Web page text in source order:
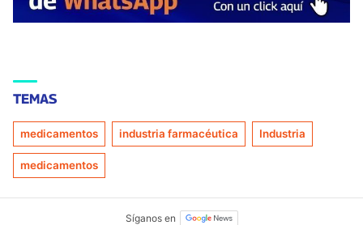
TEMAS
medicamentos industria farmacéutica Industria
medicamentos